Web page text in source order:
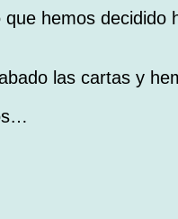
hemos decidido
las cartas y